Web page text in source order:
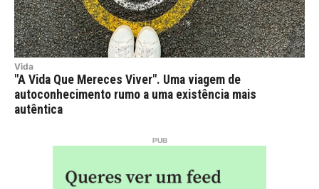
Vida
"A Vida Que Mereces Viver". Uma viagem de
autoconhecimento rumo a uma existência mais
autêntica